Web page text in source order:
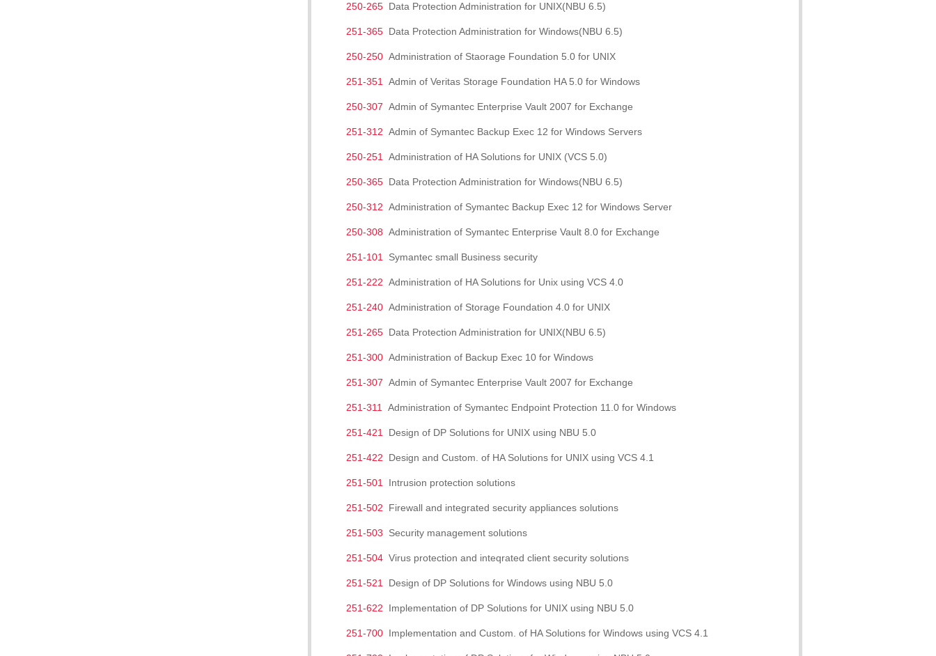
250-265 Data Protection Administration for UNIX(NBU 6.5)
251-365 Data Protection Administration for Windows(NBU 6.5)
250-250 Administration of Staorage Foundation 5.0 for UNIX
251-351 Admin of Veritas Storage Foundation HA 5.0 for Windows
250-307 Admin of Symantec Enterprise Vault 2007 for Exchange
251-312 Admin of Symantec Backup Exec 12 for Windows Servers
250-251 Administration of HA Solutions for UNIX (VCS 5.0)
250-365 Data Protection Administration for Windows(NBU 6.5)
250-312 Administration of Symantec Backup Exec 12 for Windows Server
250-308 Administration of Symantec Enterprise Vault 8.0 for Exchange
251-101 Symantec small Business security
251-222 Administration of HA Solutions for Unix using VCS 4.0
251-240 Administration of Storage Foundation 4.0 for UNIX
251-265 Data Protection Administration for UNIX(NBU 6.5)
251-300 Administration of Backup Exec 10 for Windows
251-307 Admin of Symantec Enterprise Vault 2007 for Exchange
251-311 Administration of Symantec Endpoint Protection 11.0 for Windows
251-421 Design of DP Solutions for UNIX using NBU 5.0
251-422 Design and Custom. of HA Solutions for UNIX using VCS 4.1
251-501 Intrusion protection solutions
251-502 Firewall and integrated security appliances solutions
251-503 Security management solutions
251-504 Virus protection and inteqrated client security solutions
251-521 Design of DP Solutions for Windows using NBU 5.0
251-622 Implementation of DP Solutions for UNIX using NBU 5.0
251-700 Implementation and Custom. of HA Solutions for Windows using VCS 4.1